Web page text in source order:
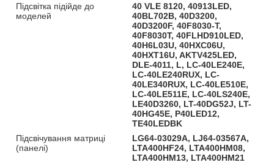
Підсвітка підійде до
моделей
40 VLE 8120, 40913LED,
40BL702B, 40D3200,
40D3200F, 40F8030-T,
40F8030T, 40FLHD910LED,
40H6L03U, 40HXC06U,
40HXT16U, AKTV425LED,
DLE-4011, L, LC-40LE240E,
LC-40LE240RUX, LC-
40LE340RUX, LC-40LE510E,
LC-40LE511E, LC-40LS240E,
LE40D3260, LT-40DG52J, LT-
40HG45E, P40LED12,
TE40LEDBK
Підсвічування матриці
(панелі)
LG64-03029A, LJ64-03567A,
LTA400HF24, LTA400HM08,
LTA400HM13, LTA400HM21